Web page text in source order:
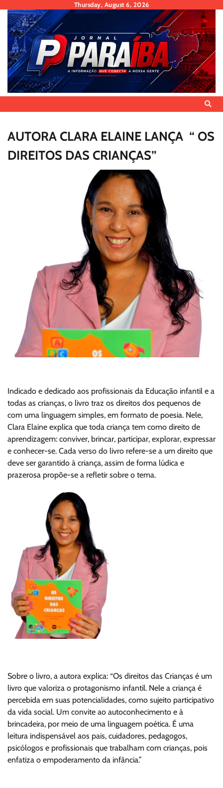
content
Thursday, August 6, 2026
AUTORA CLARA ELAINE LANÇA “ OS
DIREITOS DAS CRIANÇAS”
Indicado e dedicado aos profissionais da Educação infantil e a
todas as crianças, o livro traz os direitos dos pequenos de
com uma linguagem simples, em formato de poesia. Nele,
Clara Elaine explica que toda criança tem como direito de
aprendizagem: conviver, brincar, participar, explorar, expressar
e conhecer-se. Cada verso do livro refere-se a um direito que
deve ser garantido à criança, assim de forma lúdica e
prazerosa propõe-se a refletir sobre o tema.
Sobre o livro, a autora explica: “Os direitos das Crianças é um
livro que valoriza o protagonismo infantil. Nele a criança é
percebida em suas potencialidades, como sujeito participativo
da vida social. Um convite ao autoconhecimento e à
brincadeira, por meio de uma linguagem poética. É uma
leitura indispensável aos pais, cuidadores, pedagogos,
psicólogos e profissionais que trabalham com crianças, pois
enfatiza o empoderamento da infância.”